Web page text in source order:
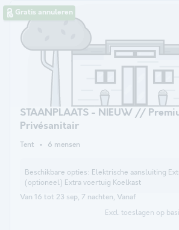
Gratis annuleren
STAANPLAATS - NIEUW //
Privésanitair
Tent 6 mensen
Beschikbare opties: Elektrische aansluiting
(optioneel) Extra voertuig Koelkast
Van 16 tot 23 sep, 7 nachten, Vanaf
Excl. toeslagen op